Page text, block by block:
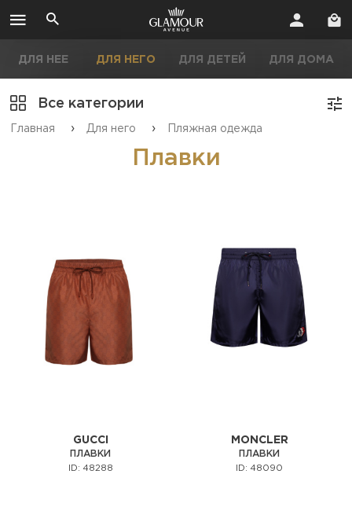
ДЛЯ НЕЕ ДЛЯ НЕГО ДЛЯ ДЕТЕЙ ДЛЯ ДОМА
Все категории
Главная › Для него › Пляжная одежда
Плавки
GUCCI
ПЛАВКИ
ID: 48288
MONCLER
ПЛАВКИ
ID: 48090